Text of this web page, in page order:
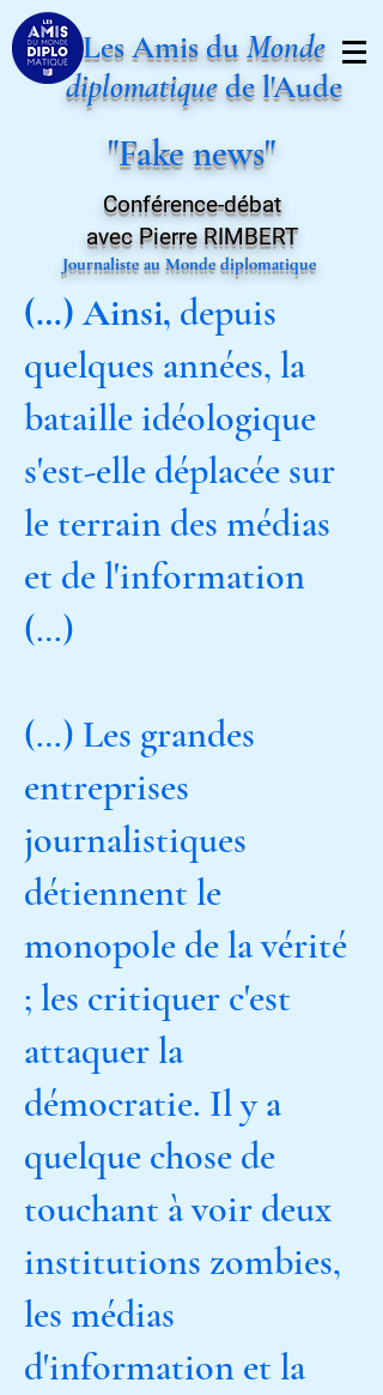
Les Amis duMonde
diplomatiquede l'Aude
"Fake news"
Conférence-débat
avec Pierre RIMBERT
Journaliste au Monde diplomatique
(…) Ainsi, depuis
quelques années, la
bataille idéologique
s'est-elle déplacée sur
le terrain des médias
et de l'information
(…)
(…) Les grandes
entreprises
journalistiques
détiennent le
monopole de la vérité
; les critiquer c'est
attaquer la
démocratie. Il y a
quelque chose de
touchant à voir deux
institutions zombies,
les médias
d'information et la